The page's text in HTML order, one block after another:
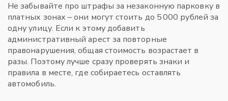
Не забывайте про штрафы за незаконную парковку в
платных зонах – они могут стоить до 5 000 рублей за
одну улицу. Если к этому добавить
административный арест за повторные
правонарушения, общая стоимость возрастает в
разы. Поэтому лучше сразу проверять знаки и
правила в месте, где собираетесь оставлять
автомобиль.